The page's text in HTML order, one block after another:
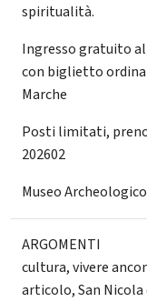
spiritualità.
Ingresso gratuito
con biglietto
Marche
Posti limitati,
202602
Museo
ARGOMENTI
cultura,vivere
articolo,San